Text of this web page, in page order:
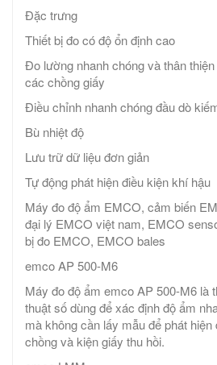
Đặc trưng
Thiết bị đo có độ ổn định cao
Đo lường nhanh chóng và thân
các chồng giấy
Điều chỉnh nhanh chóng đầu dò
Bù nhiệt độ
Lưu trữ dữ liệu đơn giản
Tự động phát hiện điều kiện khí hậu
Máy đo độ ẩm EMCO, cảm biến
đại lý EMCO việt nam, EMCO
bị đo EMCO, EMCO bales
emco AP 500-M6
Máy đo độ ẩm emco AP 500-M6 là
thuật số dùng để xác định độ ẩm
mà không cần lấy mẫu để phát
chồng và kiện giấy thu hồi.